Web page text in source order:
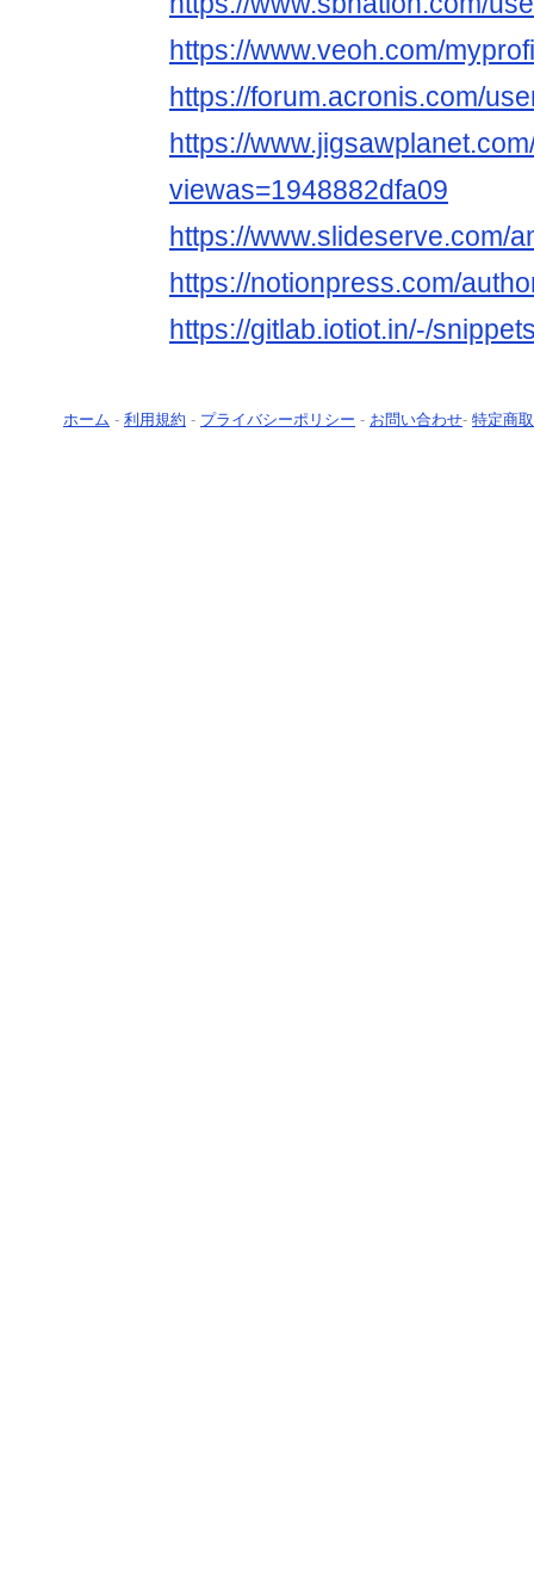
https://www.veoh.com/
https://forum.acronis.com/
https://
viewas=1948882dfa09
https://www.slideserve.com/
https://notionpress.com/
https://gitlab.iotiot.in/-/
ホーム - 利用規約 - プライバシーポリシー - お問い合わせ- 特定商